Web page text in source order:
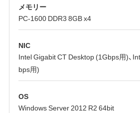
メモリー
PC-1600 DDR3 8GB x4
NIC
Intel Gigabit CT Desktop (1Gbps用)、
bps用)
OS
Windows Server 2012 R2 64bit